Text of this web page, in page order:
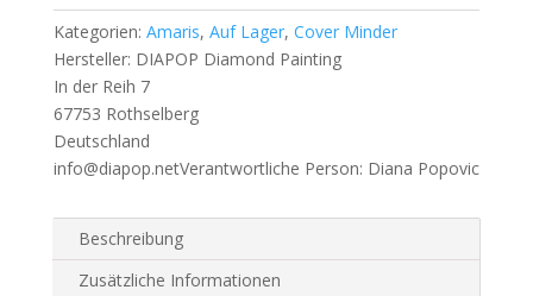
Clarice
-
Amaris
Menge
Kategorien: Amaris, Auf Lager, Cover Minder
Hersteller: DIAPOP Diamond Painting
In der Reih 7
67753 Rothselberg
Deutschland
info@diapop.netVerantwortliche Person: Diana Popovic
Beschreibung
Zusätzliche Informationen